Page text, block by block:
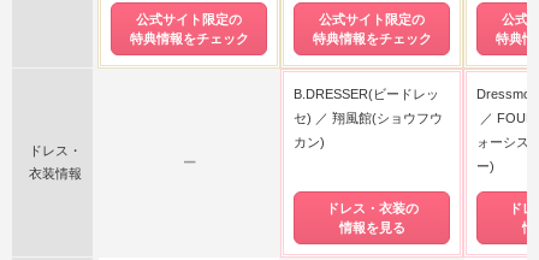
公式サイト限定の
特典情報をチェック
公式サイト限定の
特典情報をチェック
公式
特典情
ドレス・
衣装情報
ー
B.DRESSER(ビードレッ
セ)
翔風館(ショウフウ
カン)
ドレス・衣装の
情報を見る
FOUR
ォーシス
ー)
ド
情